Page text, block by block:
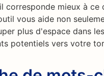
corresponde mieux à ce
vous aide non
plus d'espace dans
potentiels vers votre